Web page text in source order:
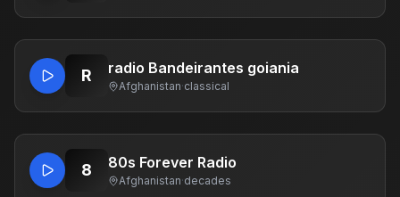
R radio Bandeirantes goiania
Afghanistan·classical
8 80s Forever Radio
Afghanistan·decades